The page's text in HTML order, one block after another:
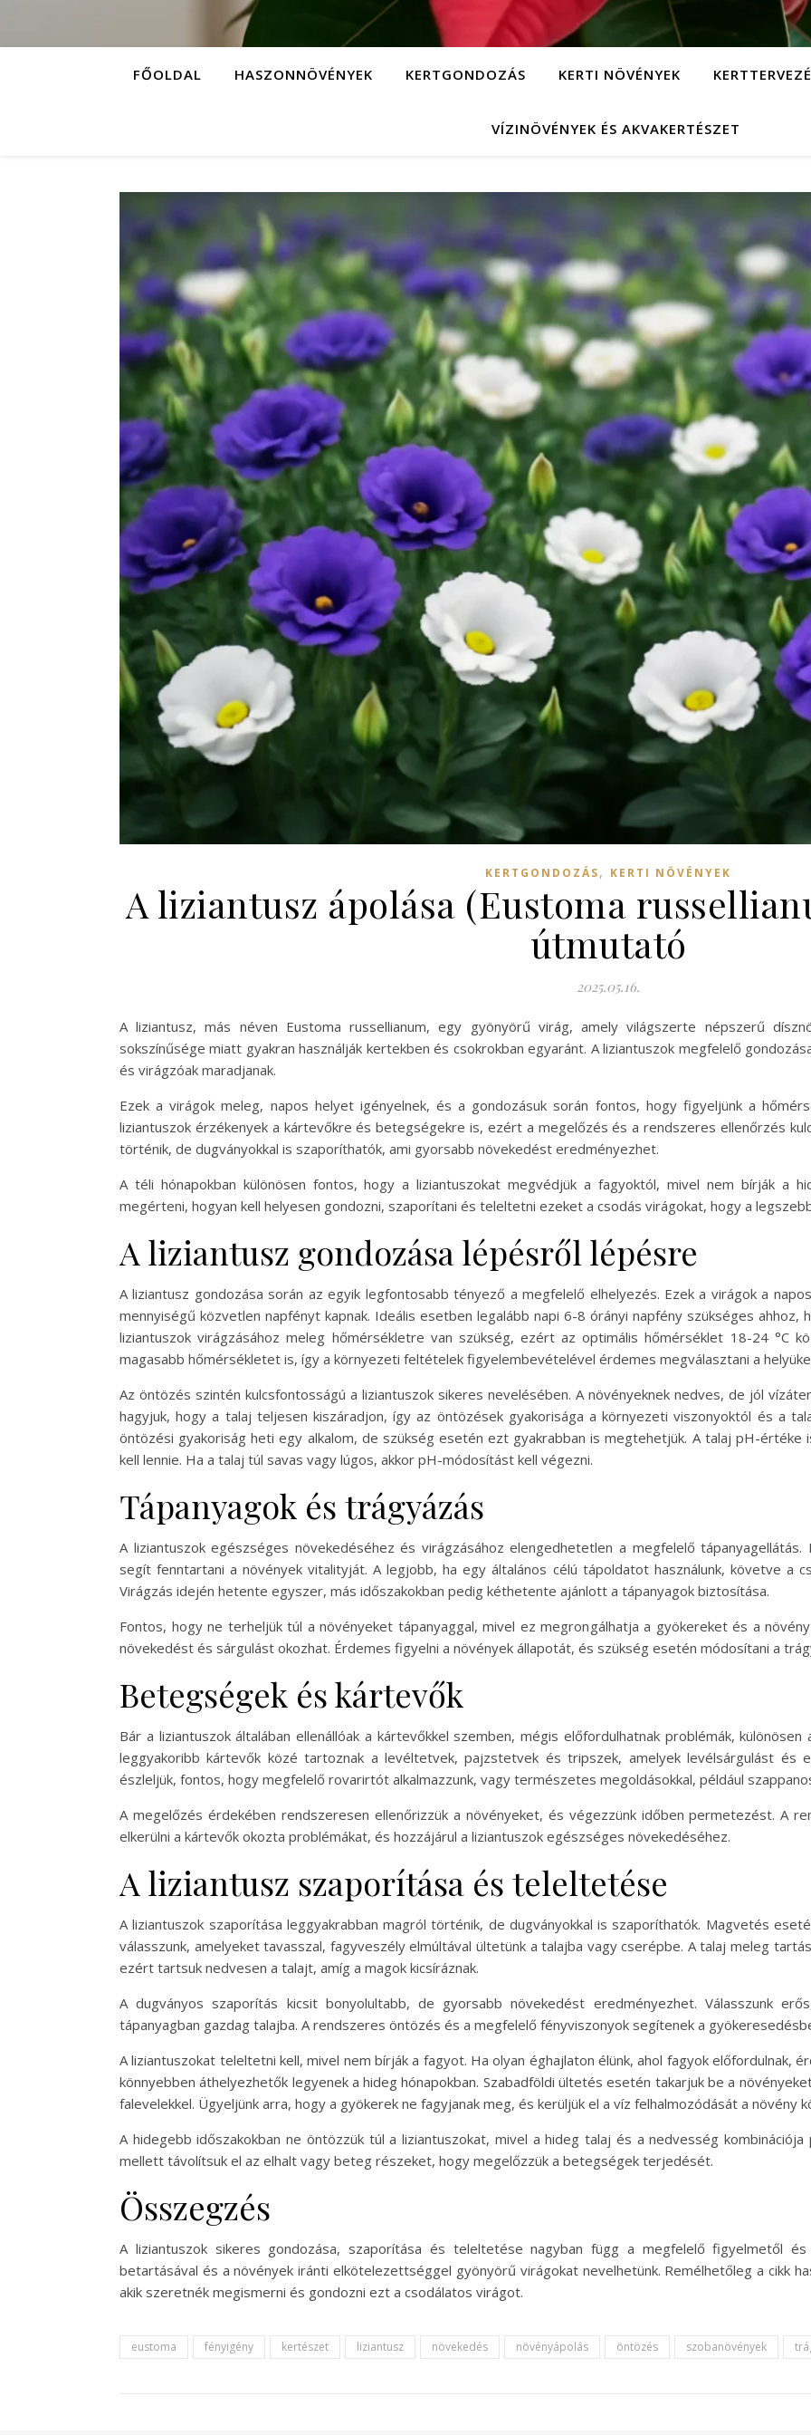
FŐOLDAL HASZONNÖVÉNYEK KERTGONDOZÁS KERTI NÖVÉNYEK
VÍZINÖVÉNYEK ÉS AKVAKERTÉSZET
KERTGONDOZÁS, KERTI NÖVÉNYEK
A liziantusz ápolása (Eustoma
útmutató
2025.05.16.
A liziantusz, más néven Eustoma russellianum, egy gyönyörű virág, amely világszerte népszerű
sokszínűsége miatt gyakran használják kertekben és csokrokban egyaránt. A liziantuszok megfelelő
és virágzóak maradjanak.
Ezek a virágok meleg, napos helyet igényelnek, és a gondozásuk során fontos, hogy figyeljünk a
liziantuszok érzékenyek a kártevőkre és betegségekre is, ezért a megelőzés és a rendszeres ellenőrzés
történik, de dugványokkal is szaporíthatók, ami gyorsabb növekedést eredményezhet.
A téli hónapokban különösen fontos, hogy a liziantuszokat megvédjük a fagyoktól, mivel nem bírják a
megérteni, hogyan kell helyesen gondozni, szaporítani és teleltetni ezeket a csodás virágokat, hogy a
A liziantusz gondozása lépésről lépésre
A liziantusz gondozása során az egyik legfontosabb tényező a megfelelő elhelyezés. Ezek a virágok a
mennyiségű közvetlen napfényt kapnak. Ideális esetben legalább napi 6-8 órányi napfény szükséges ahhoz,
liziantuszok virágzásához meleg hőmérsékletre van szükség, ezért az optimális hőmérséklet 18-24 °C
magasabb hőmérsékletet is, így a környezeti feltételek figyelembevételével érdemes megválasztani a
Az öntözés szintén kulcsfontosságú a liziantuszok sikeres nevelésében. A növényeknek nedves, de jól
hagyjuk, hogy a talaj teljesen kiszáradjon, így az öntözések gyakorisága a környezeti viszonyoktól és a
öntözési gyakoriság heti egy alkalom, de szükség esetén ezt gyakrabban is megtehetjük. A talaj pH-
kell lennie. Ha a talaj túl savas vagy lúgos, akkor pH-módosítást kell végezni.
Tápanyagok és trágyázás
A liziantuszok egészséges növekedéséhez és virágzásához elengedhetetlen a megfelelő
segít fenntartani a növények vitalityját. A legjobb, ha egy általános célú tápoldatot használunk, követve a
Virágzás idején hetente egyszer, más időszakokban pedig kéthetente ajánlott a tápanyagok biztosítása.
Fontos, hogy ne terheljük túl a növényeket tápanyaggal, mivel ez megrongálhatja a gyökereket és a
növekedést és sárgulást okozhat. Érdemes figyelni a növények állapotát, és szükség esetén módosítani a
Betegségek és kártevők
Bár a liziantuszok általában ellenállóak a kártevőkkel szemben, mégis előfordulhatnak problémák,
leggyakoribb kártevők közé tartoznak a levéltetvek, pajzstetvek és tripszek, amelyek levélsárgulást és
észleljük, fontos, hogy megfelelő rovarirtót alkalmazzunk, vagy természetes megoldásokkal, például
A megelőzés érdekében rendszeresen ellenőrizzük a növényeket, és végezzünk időben permetezést. A
elkerülni a kártevők okozta problémákat, és hozzájárul a liziantuszok egészséges növekedéséhez.
A liziantusz szaporítása és teleltetése
A liziantuszok szaporítása leggyakrabban magról történik, de dugványokkal is szaporíthatók. Magvetés
válasszunk, amelyeket tavasszal, fagyveszély elmúltával ültetünk a talajba vagy cserépbe. A talaj meleg
ezért tartsuk nedvesen a talajt, amíg a magok kicsíráznak.
A dugványos szaporítás kicsit bonyolultabb, de gyorsabb növekedést eredményezhet. Válasszunk
tápanyagban gazdag talajba. A rendszeres öntözés és a megfelelő fényviszonyok segítenek a
A liziantuszokat teleltetni kell, mivel nem bírják a fagyot. Ha olyan éghajlaton élünk, ahol fagyok előfordulnak,
könnyebben áthelyezhetők legyenek a hideg hónapokban. Szabadföldi ültetés esetén takarjuk be a
falevelekkel. Ügyeljünk arra, hogy a gyökerek ne fagyjanak meg, és kerüljük el a víz felhalmozódását a növény
A hidegebb időszakokban ne öntözzük túl a liziantuszokat, mivel a hideg talaj és a nedvesség
mellett távolítsuk el az elhalt vagy beteg részeket, hogy megelőzzük a betegségek terjedését.
Összegzés
A liziantuszok sikeres gondozása, szaporítása és teleltetése nagyban függ a megfelelő figyelmetől
betartásával és a növények iránti elkötelezettséggel gyönyörű virágokat nevelhetünk. Remélhetőleg a cikk
akik szeretnék megismerni és gondozni ezt a csodálatos virágot.
eustoma fényigény kertészet liziantusz növekedés növényápolás öntözés szobanövények